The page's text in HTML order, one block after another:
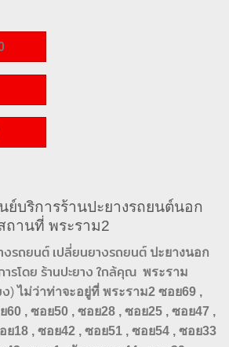
ย์บริการร้านปะยางรถยนต์นอก
ถานที่ พระราม2
งรถยนต์ เปลี่ยนยางรถยนต์ ปะยางนอก
ารโดย ร้านปะยาง ใกล้คุณ พระราม
ง)ไม่ว่าท่าจะอยู่ที่ พระราม2 ซอย69 ,
60 , ซอย50 , ซอย28 , ซอย25 , ซอย47 ,
ย18 , ซอย42 , ซอย51 , ซอย54 , ซอย33